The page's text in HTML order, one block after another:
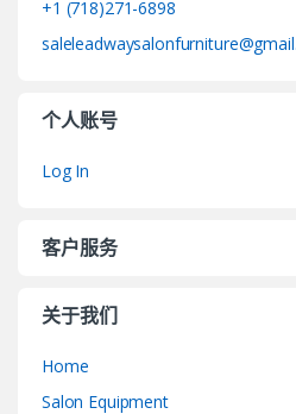
+1 (718)271-6898
个人账号
Log In
客户服务
关于我们
Home
Salon Equipment